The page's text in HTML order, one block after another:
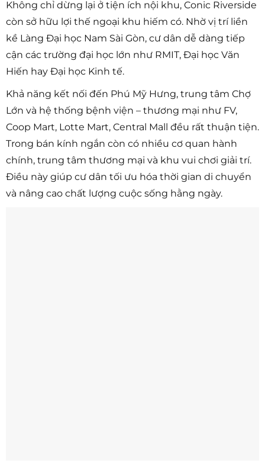
Không chỉ dừng lại ở tiện ích nội khu, Conic Riverside
còn sở hữu lợi thế ngoại khu hiếm có. Nhờ vị trí liền
kề Làng Đại học Nam Sài Gòn, cư dân dễ dàng tiếp
cận các trường đại học lớn như RMIT, Đại học Văn
Hiến hay Đại học Kinh tế.
Khả năng kết nối đến Phú Mỹ Hưng, trung tâm Chợ
Lớn và hệ thống bệnh viện – thương mại như FV,
Coop Mart, Lotte Mart, Central Mall đều rất thuận tiện.
Trong bán kính ngắn còn có nhiều cơ quan hành
chính, trung tâm thương mại và khu vui chơi giải trí.
Điều này giúp cư dân tối ưu hóa thời gian di chuyển
và nâng cao chất lượng cuộc sống hằng ngày.